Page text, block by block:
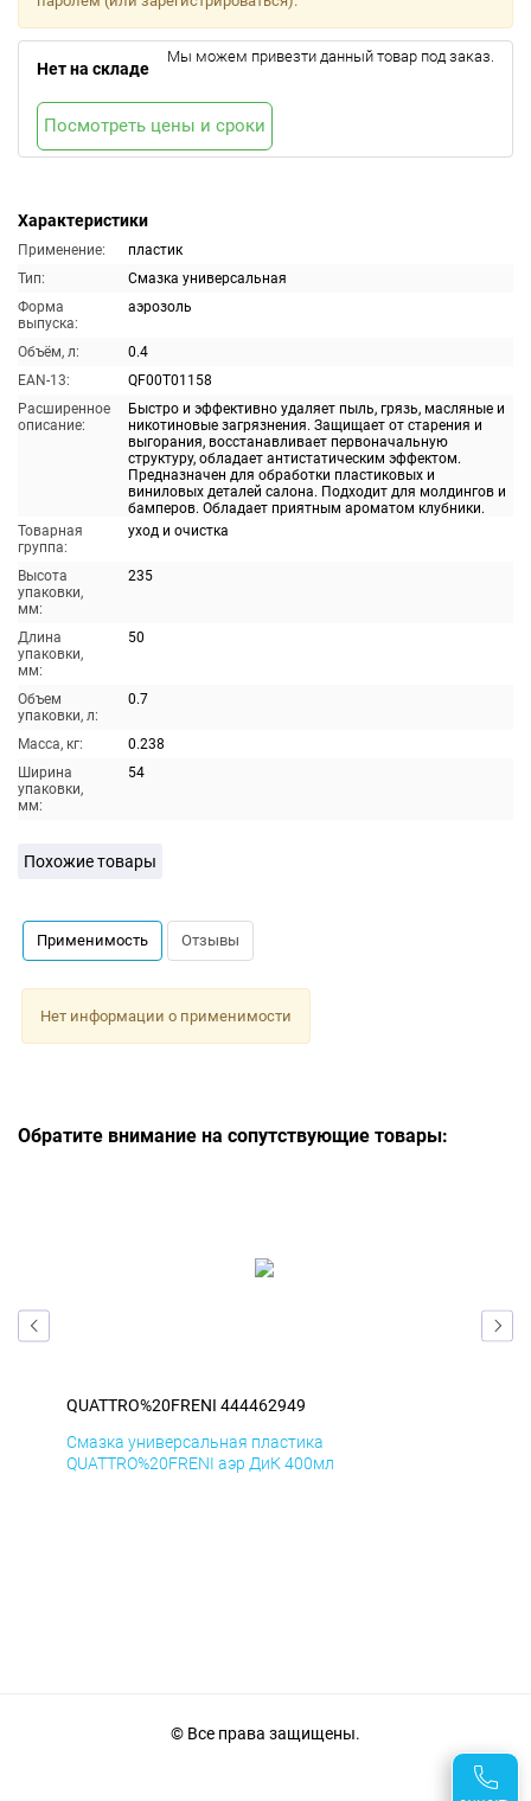
Характеристики
Применение:
пластик
Тип:
Смазка универсальная
Форма
выпуска:
аэрозоль
Объём, л:
0.4
EAN-13:
QF00T01158
Расширенное
описание:
Быстро и эффективно удаляет пыль, грязь, масляные и
никотиновые загрязнения. Защищает от старения и
выгорания, восстанавливает первоначальную
структуру, обладает антистатическим эффектом.
Предназначен для обработки пластиковых и
виниловых деталей салона. Подходит для молдингов и
бамперов. Обладает приятным ароматом клубники.
Товарная
группа:
уход и очистка
Высота
упаковки,
мм:
235
Длина
упаковки,
мм:
50
Объем
упаковки, л:
0.7
Масса, кг:
0.238
Ширина
упаковки,
мм:
54
Нет на складе
Мы можем привезти данный товар под заказ.
Посмотреть цены и сроки
Похожие товары
Применимость Отзывы
Нет информации о применимости
Обратите внимание на сопутствующие товары:
QUATTRO%20FRENI 444462949
Смазка универсальная пластика
QUATTRO%20FRENI аэр ДиК 400мл
© Все права защищены.